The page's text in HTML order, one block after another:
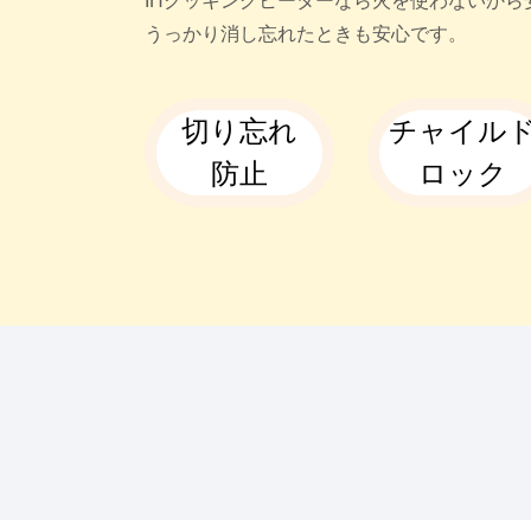
うっかり消し忘れたときも安心です。
切り忘れ
防止
チャイル
ロック